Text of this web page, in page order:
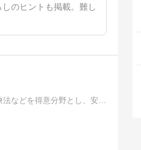
のヒントも掲載。難し